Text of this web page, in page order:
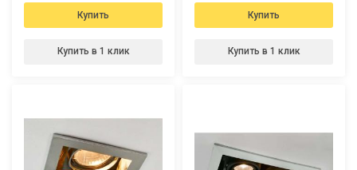
Купить
Купить в 1 клик
Купить
Купить в 1 клик